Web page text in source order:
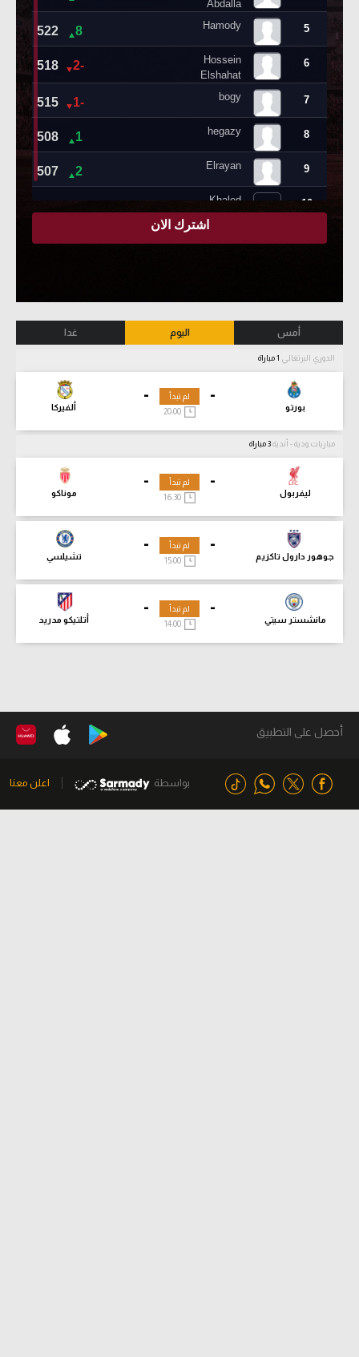
أمس اليوم غدا
الدوري البرتغالي
-
بورتو
-
ألفيركا
لم تبدأ
مباريات ودية - أندية
-
ليفربول
-
موناكو
لم تبدأ
-
جوهور دارول تاكزيم
-
تشيلسي
لم تبدأ
15:00
-
مانشستر سيتي
-
أتلتيكو مدريد
لم تبدأ
14:00
أحصل على التطبيق
بواسطة اعلن معنا